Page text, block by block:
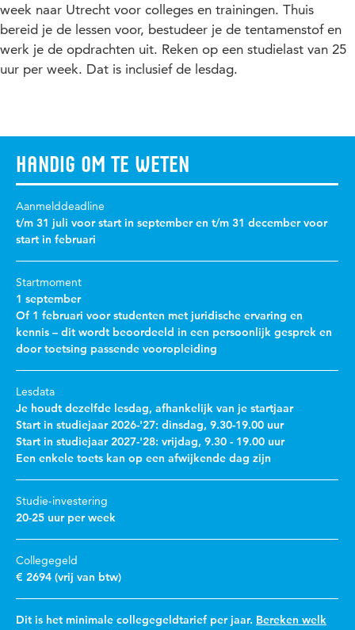
week naar Utrecht voor colleges en trainingen. Thuis
bereid je de lessen voor, bestudeer je de tentamenstof en
werk je de opdrachten uit. Reken op een studielast van 25
uur per week. Dat is inclusief de lesdag.
Handig om te weten
Aanmelddeadline
t/m 31 juli voor start in september en t/m 31 december voor
start in februari
Startmoment
1 september
Of 1 februari voor studenten met juridische ervaring en
kennis – dit wordt beoordeeld in een persoonlijk gesprek en
door toetsing passende vooropleiding
Lesdata
Je houdt dezelfde lesdag, afhankelijk van je startjaar
Start in studiejaar 2026-'27: dinsdag, 9.30-19.00 uur
Start in studiejaar 2027-'28: vrijdag, 9.30 - 19.00 uur
Een enkele toets kan op een afwijkende dag zijn
Studie-investering
20-25 uur per week
Collegegeld
€ 2694 (vrij van btw)
Dit is het minimale collegegeldtarief per jaar. Bereken welk